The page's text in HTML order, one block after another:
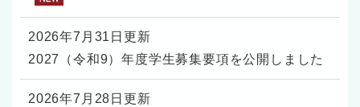
2026年7月31日更新
2027（令和9）年度学生募集要項を公開しました
2026年7月28日更新